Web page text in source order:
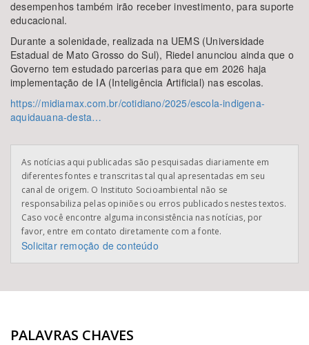
desempenhos também irão receber investimento, para suporte
educacional.
Durante a solenidade, realizada na UEMS (Universidade
Estadual de Mato Grosso do Sul), Riedel anunciou ainda que o
Governo tem estudado parcerias para que em 2026 haja
implementação de IA (Inteligência Artificial) nas escolas.
https://midiamax.com.br/cotidiano/2025/escola-indigena-
aquidauana-desta…
As notícias aqui publicadas são pesquisadas diariamente em
diferentes fontes e transcritas tal qual apresentadas em seu
canal de origem. O Instituto Socioambiental não se
responsabiliza pelas opiniões ou erros publicados nestes textos.
Caso você encontre alguma inconsistência nas notícias, por
favor, entre em contato diretamente com a fonte.
Solicitar remoção de conteúdo
PALAVRAS CHAVES